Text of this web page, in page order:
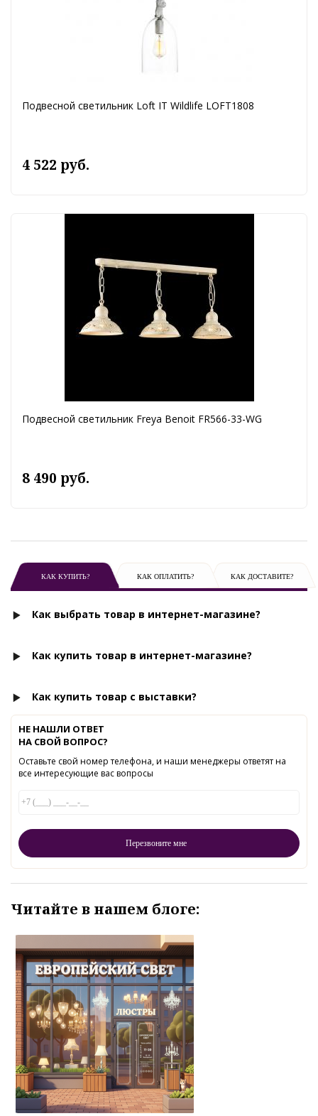
Подвесной светильник Loft IT Wildlife LOFT1808
4 522 руб.
Подвесной светильник Freya Benoit FR566-33-WG
8 490 руб.
КАК КУПИТЬ? КАК ОПЛАТИТЬ? КАК ДОСТАВИТЕ?
Как выбрать товар в интернет-магазине?
Как купить товар в интернет-магазине?
Как купить товар с выставки?
НЕ НАШЛИ ОТВЕТ
НА СВОЙ ВОПРОС?
Оставьте свой номер телефона, и наши менеджеры ответят на
все интересующие вас вопросы
Читайте в нашем блоге: